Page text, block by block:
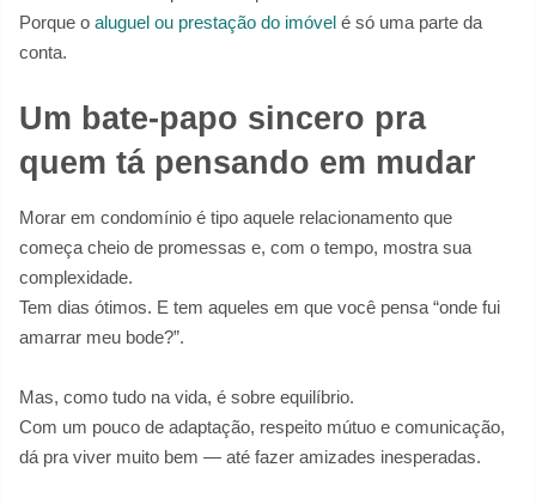
Porque o aluguel ou prestação do imóvel é só uma parte da
conta.
Um bate-papo sincero pra
quem tá pensando em mudar
Morar em condomínio é tipo aquele relacionamento que
começa cheio de promessas e, com o tempo, mostra sua
complexidade.
Tem dias ótimos. E tem aqueles em que você pensa “onde fui
amarrar meu bode?”.
Mas, como tudo na vida, é sobre equilíbrio.
Com um pouco de adaptação, respeito mútuo e comunicação,
dá pra viver muito bem — até fazer amizades inesperadas.